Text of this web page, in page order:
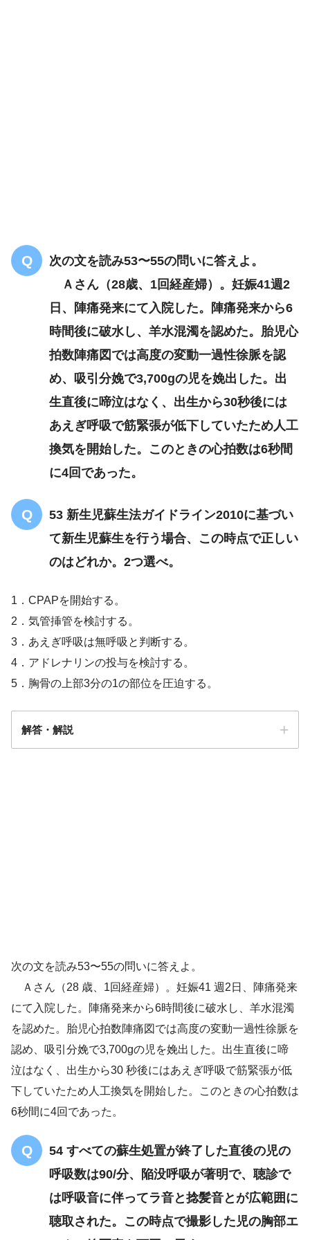
次の文を読み53〜55の問いに答えよ。
Ａさん（28歳、1回経産婦）。妊娠41週2
日、陣痛発来にて入院した。陣痛発来から6
時間後に破水し、羊水混濁を認めた。胎児心
拍数陣痛図では高度の変動一過性徐脈を認
め、吸引分娩で3,700gの児を娩出した。出
生直後に啼泣はなく、出生から30秒後には
あえぎ呼吸で筋緊張が低下していたため人工
換気を開始した。このときの心拍数は6秒間
に4回であった。
53 新生児蘇生法ガイドライン2010に基づい
て新生児蘇生を行う場合、この時点で正しい
のはどれか。2つ選べ。
1．CPAPを開始する。
2．気管挿管を検討する。
3．あえぎ呼吸は無呼吸と判断する。
4．アドレナリンの投与を検討する。
5．胸骨の上部3分の1の部位を圧迫する。
解答・解説
啼泣なし
あえぎ呼吸
筋緊張が低下
次の文を読み53〜55の問いに答えよ。
Ａさん（28 歳、1回経産婦）。妊娠41 週2日、陣痛発来
にて入院した。陣痛発来から6時間後に破水し、羊水混濁
を認めた。胎児心拍数陣痛図では高度の変動一過性徐脈を
認め、吸引分娩で3,700gの児を娩出した。出生直後に啼
泣はなく、出生から30 秒後にはあえぎ呼吸で筋緊張が低
下していたため人工換気を開始した。このときの心拍数は
6秒間に4回であった。
54 すべての蘇生処置が終了した直後の児の
呼吸数は90/分、陥没呼吸が著明で、聴診で
は呼吸音に伴ってラ音と捻髪音とが広範囲に
聴取された。この時点で撮影した児の胸部エ